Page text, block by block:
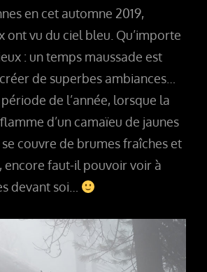
en cet automne 2019,
ont vu du ciel bleu. Qu’importe
: un temps maussade est
de superbes ambiances…
de l’année, lorsque la
d’un camaïeu de jaunes
se couvre de brumes fraîches et
encore faut-il pouvoir voir à
devant soi…